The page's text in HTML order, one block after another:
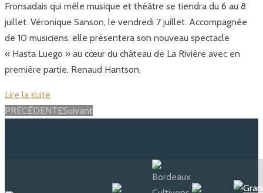
Fronsadais qui mêle musique et théâtre se tiendra du 6 au 8
juillet. Véronique Sanson, le vendredi 7 juillet. Accompagnée
de 10 musiciens, elle présentera son nouveau spectacle
« Hasta Luego » au cœur du château de La Rivière avec en
première partie, Renaud Hantson,
Lire la suite
Posts
PRÉCÉDENTESuivant